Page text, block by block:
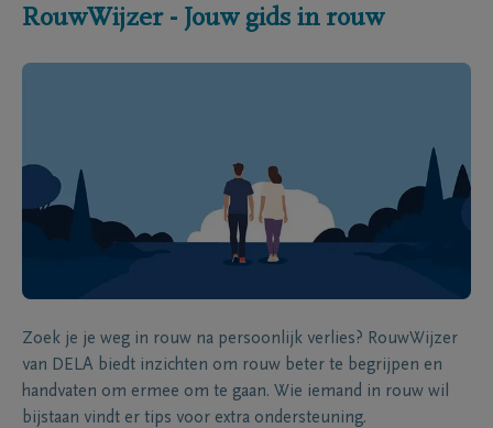
RouwWijzer - Jouw gids in rouw
Zoek je je weg in rouw na persoonlijk verlies? RouwWijzer
van DELA biedt inzichten om rouw beter te begrijpen en
handvaten om ermee om te gaan. Wie iemand in rouw wil
bijstaan vindt er tips voor extra ondersteuning.